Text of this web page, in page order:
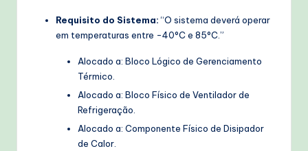
Requisito do Sistema:“O sistema deverá operar
em temperaturas entre -40°C e 85°C.”
Alocado a: Bloco Lógico de Gerenciamento
Térmico.
Alocado a: Bloco Físico de Ventilador de
Refrigeração.
Alocado a: Componente Físico de Disipador
de Calor.